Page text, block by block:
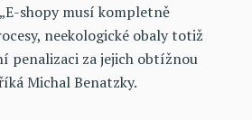
shopy musí kompletně
neekologické obaly totiž
penalizaci za jejich obtížnou
Michal Benatzky.